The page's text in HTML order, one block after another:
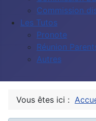
Commission
Les Tutos
Pronote
Réunion
Autres
Vous êtes ici :